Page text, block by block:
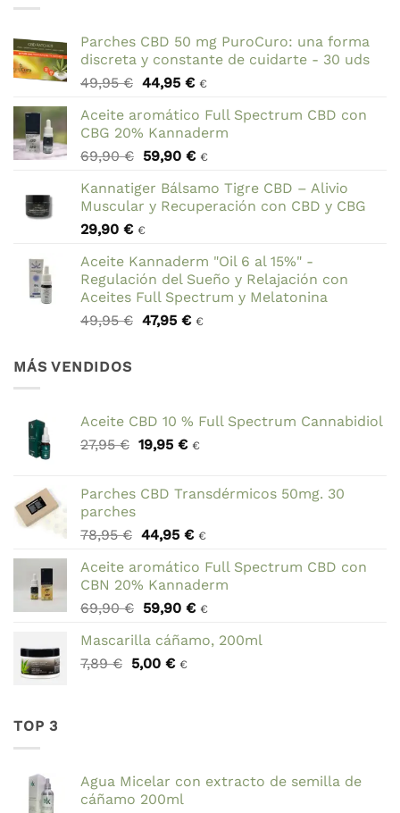
Parches CBD 50 mg PuroCuro: una forma
discreta y constante de cuidarte - 30 uds
49,95€ El
original
era:
49,95 €.
44,95 €El
actual
es:
44,95 €.
€
Aceite aromático Full Spectrum CBD con
CBG 20% Kannaderm
69,90€ El
original
era:
69,90 €.
59,90 €El
actual
es:
€
Kannatiger Bálsamo Tigre CBD – Alivio
Muscular y Recuperación con CBD y CBG
29,90 € €
Aceite Kannaderm "Oil 6 al 15%" -
Regulación del Sueño y Relajación con
Aceites Full Spectrum y Melatonina
49,95€ El
47,95 €El
€
MÁS VENDIDOS
Aceite CBD 10 % Full Spectrum Cannabidiol
27,95€ El
era:
19,95 €El
es:
€
Parches CBD Transdérmicos 50mg. 30
parches
78,95€ El
original
era:
78,95 €.
44,95 €El
actual
es:
44,95 €.
€
Aceite aromático Full Spectrum CBD con
CBN 20% Kannaderm
69,90€ El
original
era:
59,90 €El
actual
€
Mascarilla cáñamo, 200ml
7,89€ El
5,00 €El
€
TOP 3
Agua Micelar con extracto de semilla de
cáñamo 200ml